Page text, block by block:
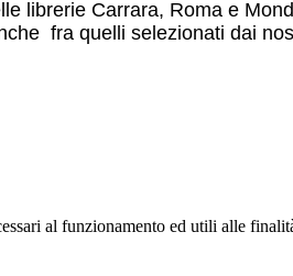
librerie Carrara, Roma e
fra quelli selezionati dai
al funzionamento ed utili alle